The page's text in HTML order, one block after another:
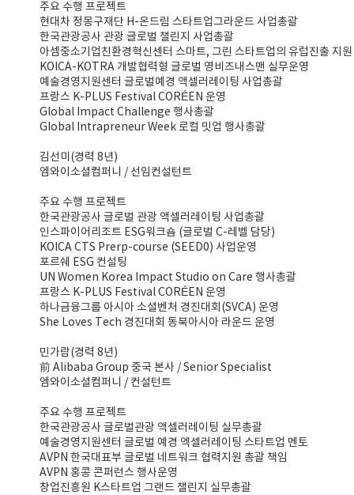
주요 수행 프로젝트
현대차 정몽구재단 H-온드림 스타트업그라운드 사업총괄
한국관광공사 관광 글로벌 챌린지 사업총괄
아셈중소기업친환경혁신센터 스마트, 그린 스타트업의 유럽진출 지
KOICA-KOTRA 개발협력형 글로벌 영비즈내스맨 실무운영
예술경영지원센터 글로벌예경 액셀러레이팅 사업총괄
프랑스 K-PLUS Festival CORÉEN 운영
Global Impact Challenge 행사총괄
Global Intrapreneur Week 로컬 밋업 행사총괄
김선미(경력 8년)
엠와이소셜컴퍼니 / 선임컨설턴트
주요 수행 프로젝트
한국관광공사 글로벌 관광 액셀러레이팅 사업총괄
인스파이어리조트 ESG워크숍 (글로벌 C-레벨 담당)
KOICA CTS Prerp-course (SEED0) 사업운영
포르쉐 ESG 컨설팅
UN Women Korea Impact Studio on Care 행사총괄
프랑스 K-PLUS Festival CORÉEN 운영
하나금융그룹 아시아 소셜벤처 경진대회(SVCA) 운영
She Loves Tech 경진대회 동북아시아 라운드 운영
민가람(경력 8년)
前 Alibaba Group 중국 본사 / Senior Specialist
엠와이소셜컴퍼니 / 컨설턴트
주요 수행 프로젝트
한국관광공사 글로벌관광 액셀러레이팅 실무총괄
예술경영지원센터 글로벌 예경 엑셀러레이팅 스타트업 멘토
AVPN 한국대표부 글로벌 네트워크 협력지원 총괄 책임
AVPN 홍콩 콘퍼런스 행사운영
창업진흥원 K스타트업 그랜드 챌린지 실무총괄